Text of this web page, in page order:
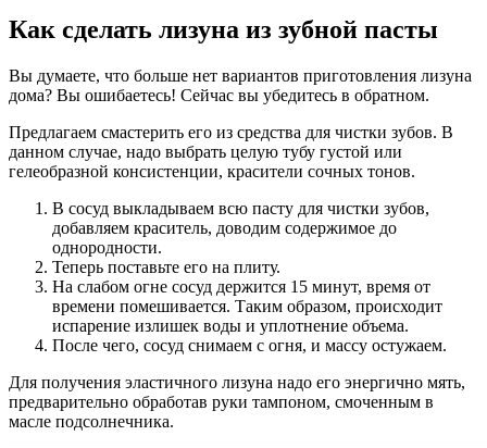
Как сделать лизуна из зубной пасты
Вы думаете, что больше нет вариантов приготовления лизуна
дома? Вы ошибаетесь! Сейчас вы убедитесь в обратном.
Предлагаем смастерить его из средства для чистки зубов. В
данном случае, надо выбрать целую тубу густой или
гелеобразной консистенции, красители сочных тонов.
В сосуд выкладываем всю пасту для чистки зубов,
добавляем краситель, доводим содержимое до
однородности.
Теперь поставьте его на плиту.
На слабом огне сосуд держится 15 минут, время от
времени помешивается. Таким образом, происходит
испарение излишек воды и уплотнение объема.
После чего, сосуд снимаем с огня, и массу остужаем.
Для получения эластичного лизуна надо его энергично мять,
предварительно обработав руки тампоном, смоченным в
масле подсолнечника.